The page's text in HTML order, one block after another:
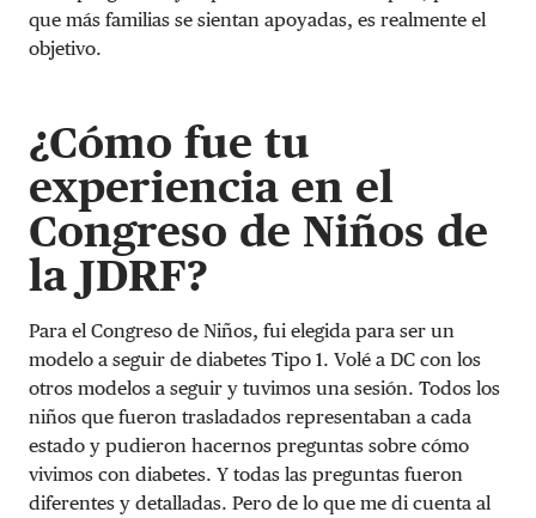
que más familias se sientan apoyadas, es realmente el
objetivo.
¿Cómo fue tu
experiencia en el
Congreso de Niños de
la JDRF?
Para el Congreso de Niños, fui elegida para ser un
modelo a seguir de diabetes Tipo 1. Volé a DC con los
otros modelos a seguir y tuvimos una sesión. Todos los
niños que fueron trasladados representaban a cada
estado y pudieron hacernos preguntas sobre cómo
vivimos con diabetes. Y todas las preguntas fueron
diferentes y detalladas. Pero de lo que me di cuenta al